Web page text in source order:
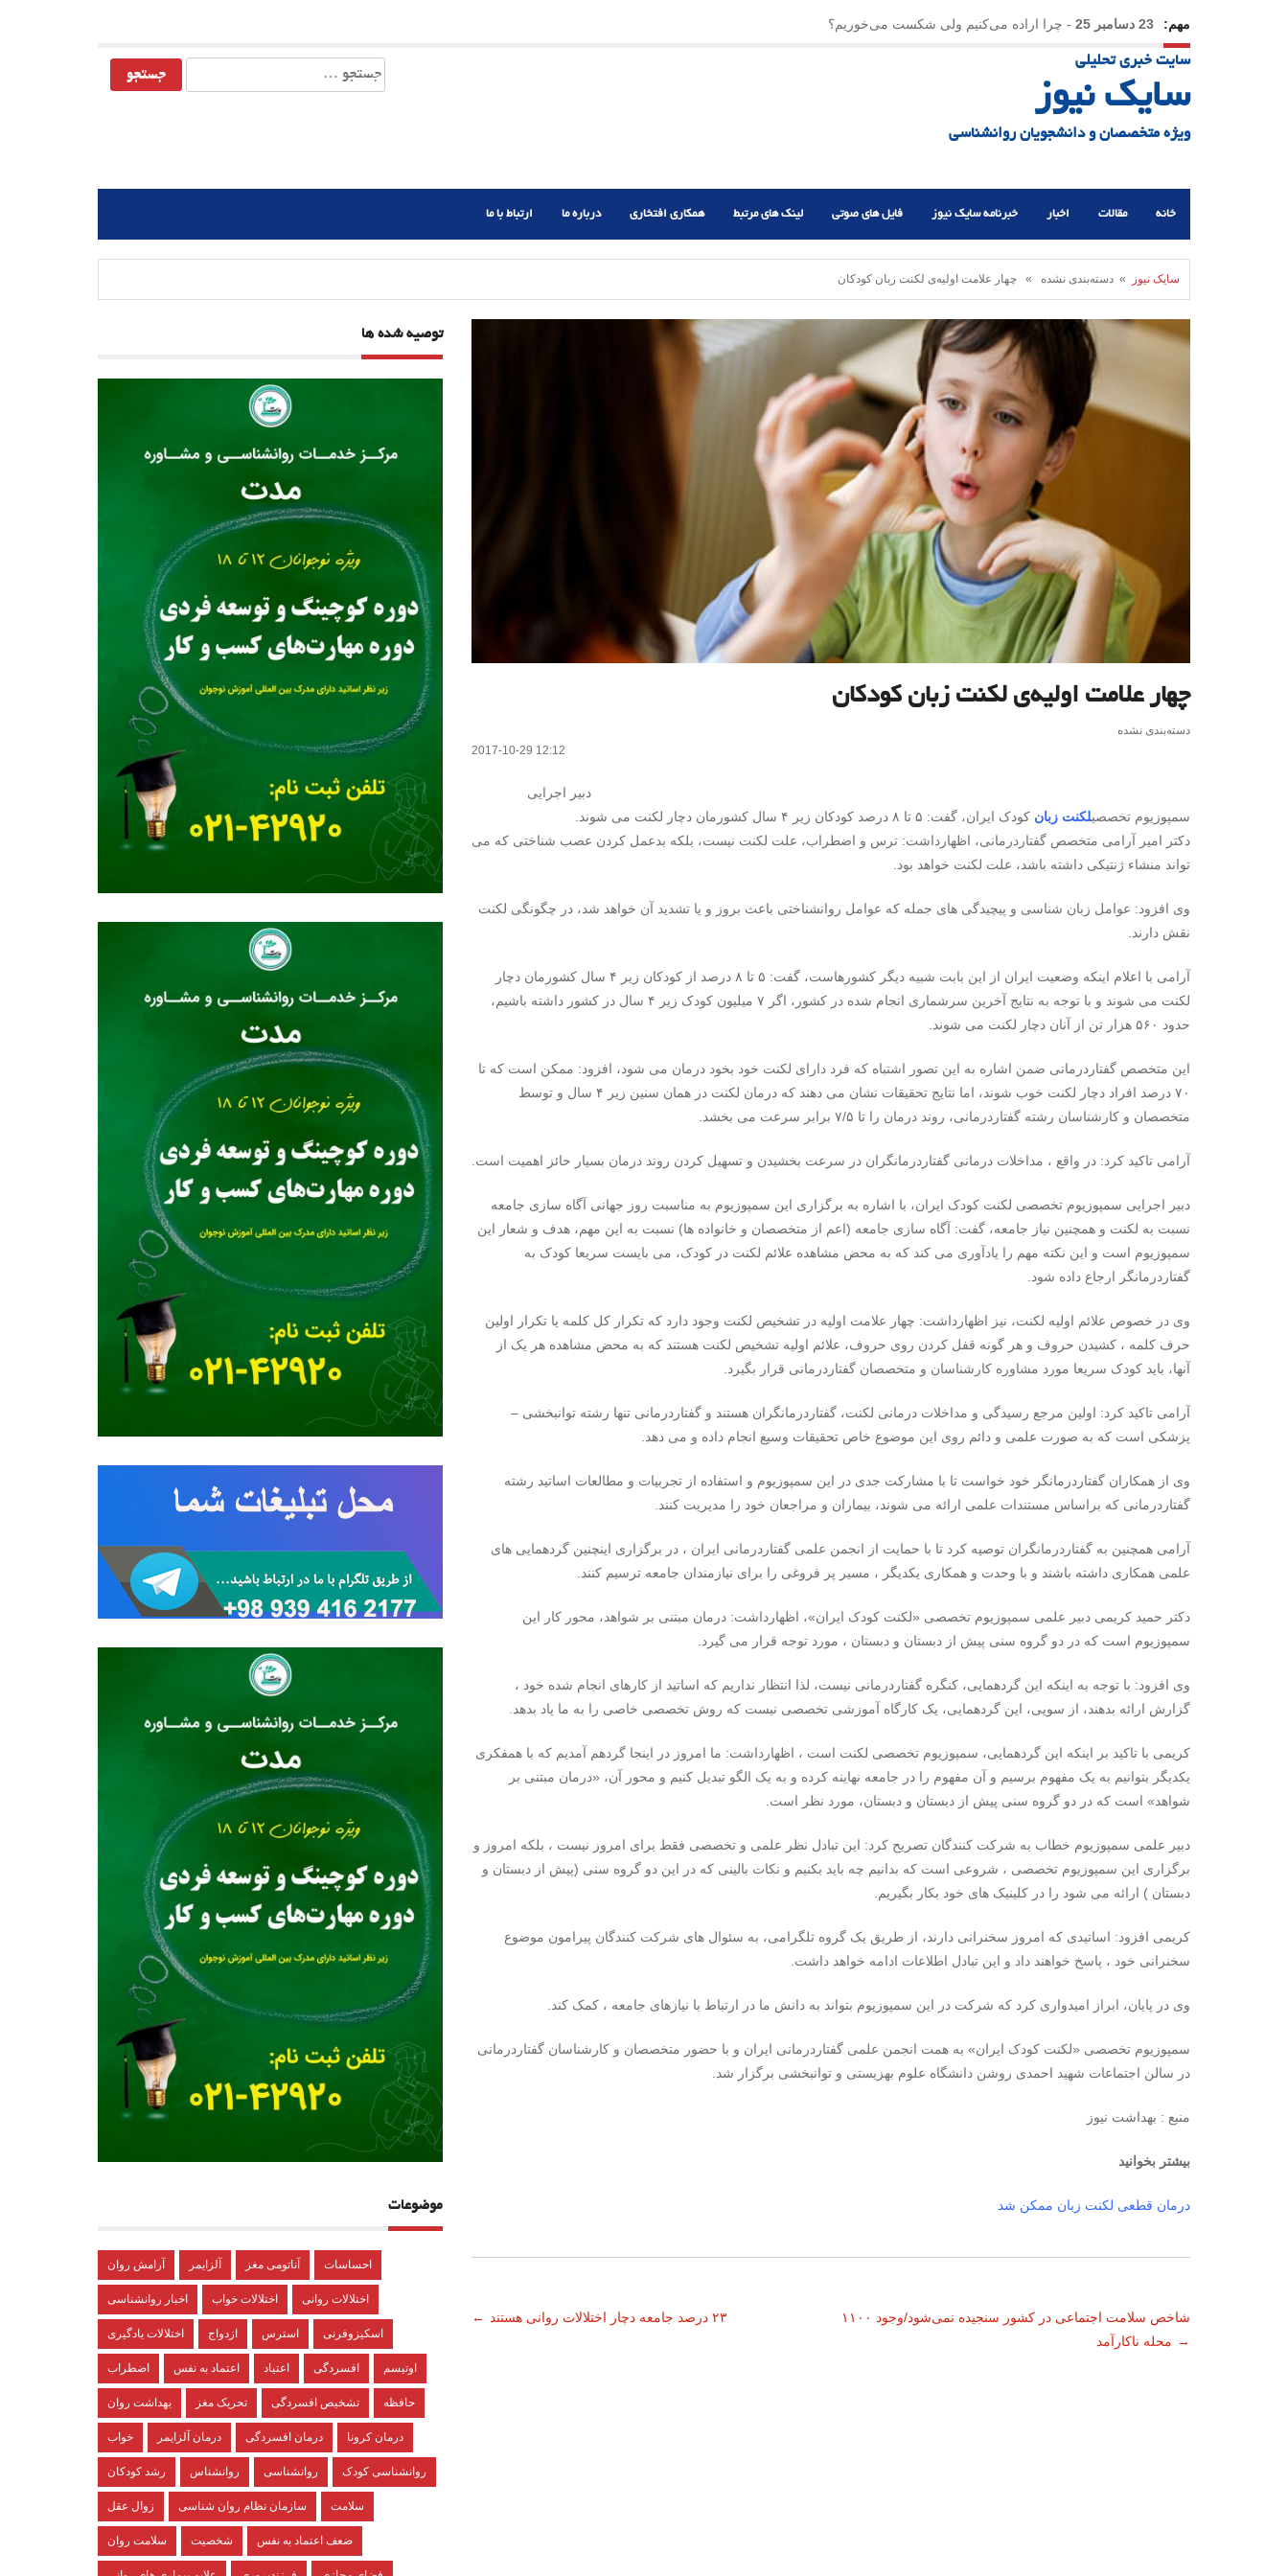
مهم: 23 دسامبر 25 - چرا اراده می‌کنیم ولی شکست می‌خوریم؟
21 دسامبر 25
سایت خبری تحلیلی
سایک نیوز
ویژه متخصصان و دانشجویان روانشناسی
جستجو
برای:
خانه مقالات اخبار خبرنامه سایک نیوز فایل های صوتی لینک های مرتبط همکاری افتخاری درباره ما ارتباط با ما
سایک نیوز » دسته‌بندی نشده » چهار علامت اولیه‌ی لکنت زبان کودکان
چهار علامت اولیه‌ی لکنت زبان کودکان
دسته‌بندی نشده
2017-10-29 12:12
دبیر اجرایی
سمپوزیوم تخصصیلکنت زبان کودک ایران، گفت: ۵ تا ۸ درصد کودکان زیر ۴ سال کشورمان دچار لکنت می شوند.
دکتر امیر آرامی متخصص گفتاردرمانی، اظهارداشت: ترس و اضطراب، علت لکنت نیست، بلکه بدعمل کردن عصب شناختی که می
تواند منشاء ژنتیکی داشته باشد، علت لکنت خواهد بود.
وی افزود: عوامل زبان شناسی و پیچیدگی های جمله که عوامل روانشناختی باعث بروز و یا تشدید آن خواهد شد، در چگونگی لکنت
نقش دارند.
آرامی با اعلام اینکه وضعیت ایران از این بابت شبیه دیگر کشورهاست، گفت: ۵ تا ۸ درصد از کودکان زیر ۴ سال کشورمان دچار
لکنت می شوند و با توجه به نتایج آخرین سرشماری انجام شده در کشور، اگر ۷ میلیون کودک زیر ۴ سال در کشور داشته باشیم،
حدود ۵۶۰ هزار تن از آنان دچار لکنت می شوند.
این متخصص گفتاردرمانی ضمن اشاره به این تصور اشتباه که فرد دارای لکنت خود بخود درمان می شود، افزود: ممکن است که تا
۷۰ درصد افراد دچار لکنت خوب شوند، اما نتایج تحقیقات نشان می دهند که درمان لکنت در همان سنین زیر ۴ سال و توسط
متخصصان و کارشناسان رشته گفتاردرمانی، روند درمان را تا ۷/۵ برابر سرعت می بخشد.
آرامی تاکید کرد: در واقع ، مداخلات درمانی گفتاردرمانگران در سرعت بخشیدن و تسهیل کردن روند درمان بسیار حائز اهمیت است.
دبیر اجرایی سمپوزیوم تخصصی لکنت کودک ایران، با اشاره به برگزاری این سمپوزیوم به مناسبت روز جهانی آگاه سازی جامعه
نسبت به لکنت و همچنین نیاز جامعه، گفت: آگاه سازی جامعه (اعم از متخصصان و خانواده ها) نسبت به این مهم، هدف و شعار این
سمپوزیوم است و این نکته مهم را یادآوری می کند که به محض مشاهده علائم لکنت در کودک، می بایست سریعا کودک به
گفتاردرمانگر ارجاع داده شود.
وی در خصوص علائم اولیه لکنت، نیز اظهارداشت: چهار علامت اولیه در تشخیص لکنت وجود دارد که تکرار کل کلمه یا تکرار اولین
حرف کلمه ، کشیدن حروف و هر گونه قفل کردن روی حروف، علائم اولیه تشخیص لکنت هستند که به محض مشاهده هر یک از
آنها، باید کودک سریعا مورد مشاوره کارشناسان و متخصصان گفتاردرمانی قرار بگیرد.
آرامی تاکید کرد: اولین مرجع رسیدگی و مداخلات درمانی لکنت، گفتاردرمانگران هستند و گفتاردرمانی تنها رشته توانبخشی –
پزشکی است که به صورت علمی و دائم روی این موضوع خاص تحقیقات وسیع انجام داده و می دهد.
وی از همکاران گفتاردرمانگر خود خواست تا با مشارکت جدی در این سمپوزیوم و استفاده از تجربیات و مطالعات اساتید رشته
گفتاردرمانی که براساس مستندات علمی ارائه می شوند، بیماران و مراجعان خود را مدیریت کنند.
آرامی همچنین به گفتاردرمانگران توصیه کرد تا با حمایت از انجمن علمی گفتاردرمانی ایران ، در برگزاری اینچنین گردهمایی های
علمی همکاری داشته باشند و با وحدت و همکاری یکدیگر ، مسیر پر فروغی را برای نیازمندان جامعه ترسیم کنند.
دکتر حمید کریمی دبیر علمی سمپوزیوم تخصصی «لکنت کودک ایران»، اظهارداشت: درمان مبتنی بر شواهد، محور کار این
سمپوزیوم است که در دو گروه سنی پیش از دبستان و دبستان ، مورد توجه قرار می گیرد.
وی افزود: با توجه به اینکه این گردهمایی، کنگره گفتاردرمانی نیست، لذا انتظار نداریم که اساتید از کارهای انجام شده خود ،
گزارش ارائه بدهند، از سویی، این گردهمایی، یک کارگاه آموزشی تخصصی نیست که روش تخصصی خاصی را به ما یاد بدهد.
کریمی با تاکید بر اینکه این گردهمایی، سمپوزیوم تخصصی لکنت است ، اظهارداشت: ما امروز در اینجا گردهم آمدیم که با همفکری
یکدیگر بتوانیم به یک مفهوم برسیم و آن مفهوم را در جامعه نهاینه کرده و به یک الگو تبدیل کنیم و محور آن، «درمان مبتنی بر
شواهد» است که در دو گروه سنی پیش از دبستان و دبستان، مورد نظر است.
دبیر علمی سمپوزیوم خطاب به شرکت کنندگان تصریح کرد: این تبادل نظر علمی و تخصصی فقط برای امروز نیست ، بلکه امروز و
برگزاری این سمپوزیوم تخصصی ، شروعی است که بدانیم چه باید بکنیم و نکات بالینی که در این دو گروه سنی (پیش از دبستان و
دبستان ) ارائه می شود را در کلینیک های خود بکار بگیریم.
کریمی افزود: اساتیدی که امروز سخنرانی دارند، از طریق یک گروه تلگرامی، به سئوال های شرکت کنندگان پیرامون موضوع
سخنرانی خود ، پاسخ خواهند داد و این تبادل اطلاعات ادامه خواهد داشت.
وی در پایان، ابراز امیدواری کرد که شرکت در این سمپوزیوم بتواند به دانش ما در ارتباط با نیازهای جامعه ، کمک کند.
سمپوزیوم تخصصی «لکنت کودک ایران» به همت انجمن علمی گفتاردرمانی ایران و با حضور متخصصان و کارشناسان گفتاردرمانی
در سالن اجتماعات شهید احمدی روشن دانشگاه علوم بهزیستی و توانبخشی برگزار شد.
منبع : بهداشت نیوز
بیشتر بخوانید
درمان قطعی لکنت زبان ممکن شد
ناوبری
نوشته
←
شاخص سلامت اجتماعی در کشور سنجیده نمی‌شود/وجود ۱۱۰۰
محله ناکارآمد →
توصیه شده ها
موضوعات
آرامش روان آلزایمر آناتومی مغز احساسات
اخبار روانشناسی اختلالات خواب اختلالات روانی
اختلالات یادگیری ازدواج استرس اسکیزوفرنی
اضطراب اعتماد به نفس اعتیاد افسردگی اوتیسم
بهداشت روان تحریک مغز تشخیص افسردگی حافظه
خواب درمان آلزایمر درمان افسردگی درمان کرونا
رشد کودکان روانشناس روانشناسی روانشناسی کودک
زوال عقل سازمان نظام روان شناسی سلامت
سلامت روان شخصیت ضعف اعتماد به نفس